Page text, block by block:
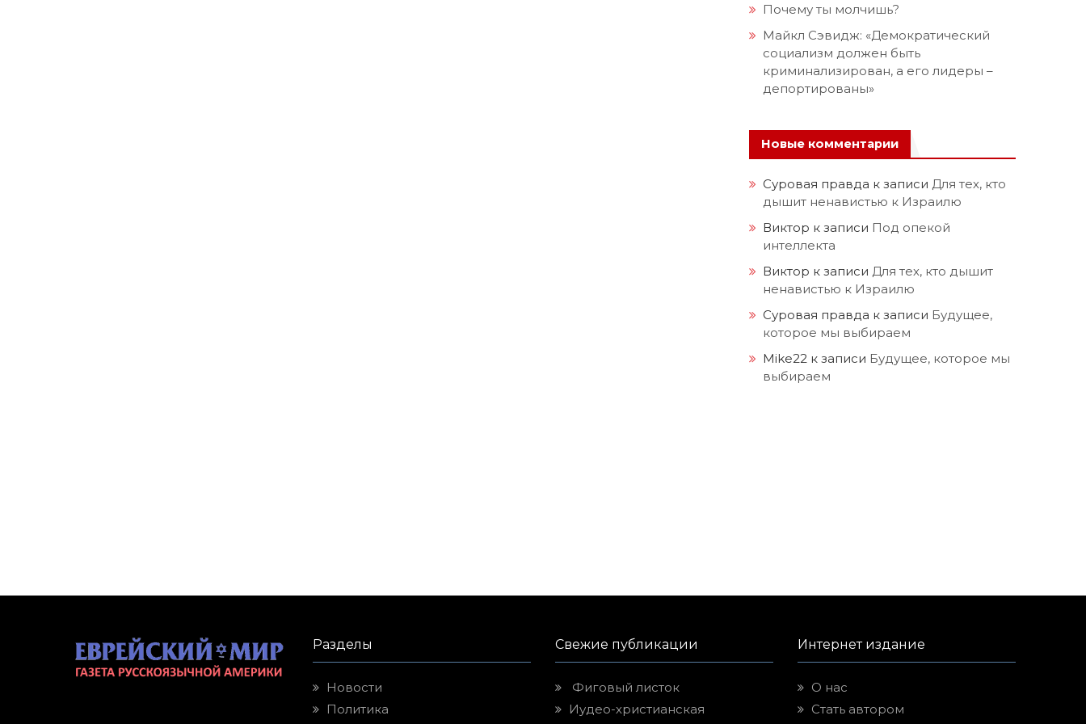
Почему ты молчишь?
Майкл Сэвидж: «Демократический
социализм должен быть
криминализирован, а его лидеры –
депортированы»
Новые комментарии
Суровая правда к записи Для тех, кто
дышит ненавистью к Израилю
Виктор к записи Под опекой
интеллекта
Виктор к записи Для тех, кто дышит
ненавистью к Израилю
Суровая правда к записи Будущее,
которое мы выбираем
Mike22 к записи Будущее, которое мы
выбираем
Разделы
Новости
Политика
Свежие публикации
Фиговый листок
Иудео-христианская
Интернет издание
О нас
Стать автором